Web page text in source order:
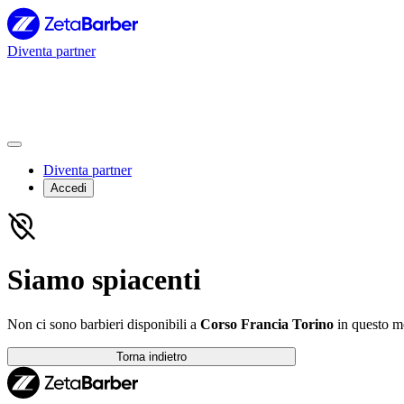
Diventa partner
Diventa partner
Accedi
Siamo spiacenti
Non ci sono barbieri disponibili a Corso Francia Torino in questo
Torna indietro